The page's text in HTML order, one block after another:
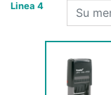
Linea 4